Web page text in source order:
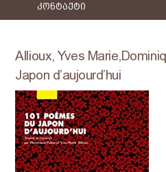
კონტაქტი
Allioux, Yves
Japon d’aujourd’hui